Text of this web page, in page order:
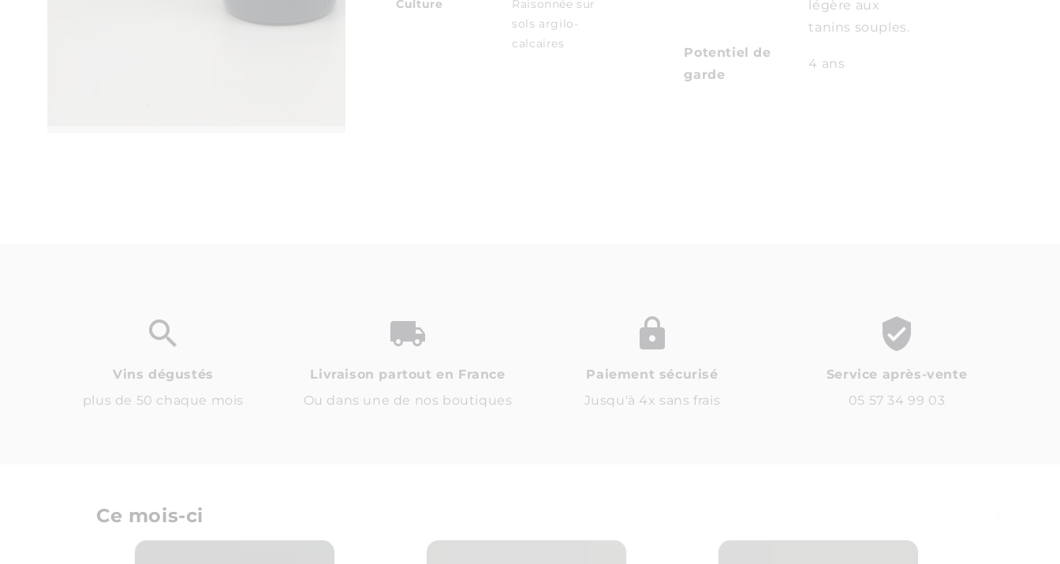
Culture
Raisonnée sur
sols argilo-
calcaires
légère aux
tanins souples.
Potentiel de
garde
4 ans
Vins dégustés
plus de 50 chaque mois
Livraison partout en France
Ou dans une de nos boutiques
Paiement sécurisé
Jusqu'à 4x sans frais
Service après-vente
05 57 34 99 03
Ce mois-ci
Château
Azienda
Domaine